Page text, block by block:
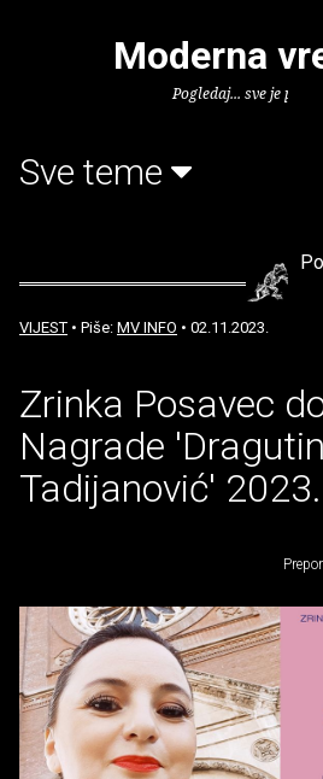
Moderna
Pogledaj... sve je puno
Sve teme
VIJEST • Piše: MV INFO • 02.11.2023.
Zrinka Posavec
Nagrade 'Dragutin
Tadijanović' 2023.